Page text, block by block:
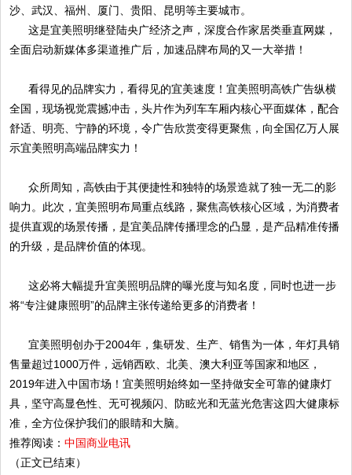
沙、武汉、福州、厦门、贵阳、昆明等主要城市。
这是宜美照明继登陆央广经济之声，深度合作家居类垂直网媒，
全面启动新媒体多渠道推广后，加速品牌布局的又一大举措！
看得见的品牌实力，看得见的宜美速度！宜美照明高铁广告纵横
全国，现场视觉震撼冲击，头片作为列车车厢内核心平面媒体，配合
舒适、明亮、宁静的环境，令广告欣赏变得更聚焦，向全国亿万人展
示宜美照明高端品牌实力！
众所周知，高铁由于其便捷性和独特的场景造就了独一无二的影
响力。此次，宜美照明布局重点线路，聚焦高铁核心区域，为消费者
提供直观的场景传播，是宜美品牌传播理念的凸显，是产品精准传播
的升级，是品牌价值的体现。
这必将大幅提升宜美照明品牌的曝光度与知名度，同时也进一步
将“专注健康照明”的品牌主张传递给更多的消费者！
宜美照明创办于2004年，集研发、生产、销售为一体，年灯具销
售量超过1000万件，远销西欧、北美、澳大利亚等国家和地区，
2019年进入中国市场！宜美照明始终如一坚持做安全可靠的健康灯
具，坚守高显色性、无可视频闪、防眩光和无蓝光危害这四大健康标
准，全方位保护我们的眼睛和大脑。
推荐阅读：中国商业电讯
（正文已结束）